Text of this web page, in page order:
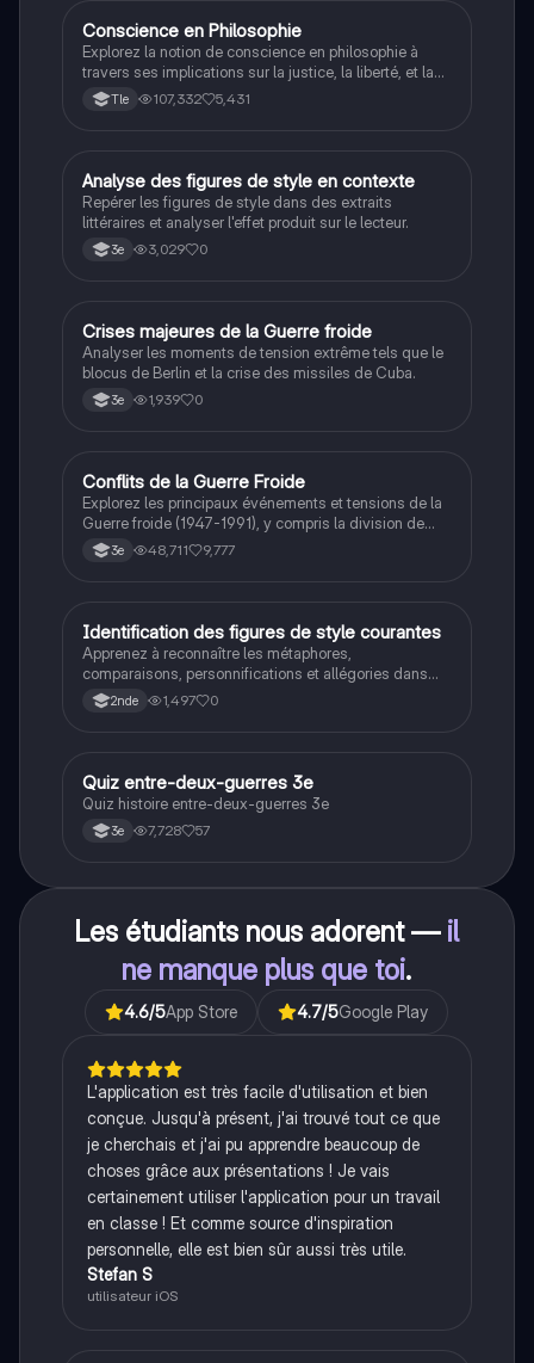
Philosophie
Conscience en Philosophie
Explorez la notion de conscience en philosophie à
travers ses implications sur la justice, la liberté, et la
connaissance. Cette fiche de révision aborde les
débats philosophiques sur la conscience, le cogito, et
étudiants en philosophie cherchant à approfondir leur
compréhension des enjeux éthiques et existentiels.
Tle 107,332 5,431
AFrançais
Analyse des figures de style en contexte
Repérer les figures de style dans des extraits
littéraires et analyser l'effet produit sur le lecteur.
3e 3,029 0
CHistoire
Crises majeures de la Guerre froide
Analyser les moments de tension extrême tels que le
blocus de Berlin et la crise des missiles de Cuba.
3e 1,939 0
Histoire
Conflits de la Guerre Froide
Explorez les principaux événements et tensions de la
Guerre froide (1947-1991), y compris la division de
l'Allemagne, la crise de Cuba, la guerre du Vietnam, et
la course à l'espace. Cette fiche de révision couvre les
historique.
3e 48,711 9,777
IFrançais
Identification des figures de style courantes
Apprenez à reconnaître les métaphores,
comparaisons, personnifications et allégories dans
des phrases simples.
2nde 1,497 0
QHistoire
Quiz entre-deux-guerres 3e
Quiz histoire entre-deux-guerres 3e
3e 7,728 57
Les étudiants nous adorent — il
ne manque plus que toi.
4.6/5App Store 4.7/5Google Play
L'application est très facile d'utilisation et bien
conçue. Jusqu'à présent, j'ai trouvé tout ce que
je cherchais et j'ai pu apprendre beaucoup de
choses grâce aux présentations ! Je vais
certainement utiliser l'application pour un travail
en classe ! Et comme source d'inspiration
personnelle, elle est bien sûr aussi très utile.
Stefan S
utilisateur iOS